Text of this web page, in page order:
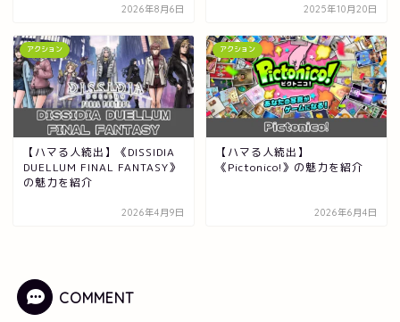
2026年8月6日 2025年10月20日
アクション
【ハマる人続出】《DISSIDIA
DUELLUM FINAL FANTASY》
の魅力を紹介
2026年4月9日
アクション
【ハマる人続出】
《Pictonico!》の魅力を紹介
2026年6月4日
COMMENT